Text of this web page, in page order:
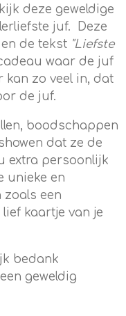
deze geweldige
juf. Deze
de tekst "Liefste
waar de juf
kan zo veel in, dat
de juf.
boodschappen
dat ze de
extra persoonlijk
unieke en
een
kaartje van je
bedank
geweldig